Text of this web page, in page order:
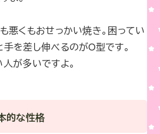
悪くもおせっかい焼き。困ってい
を差し伸べるのがO型です。
が多いですよ。
的な性格